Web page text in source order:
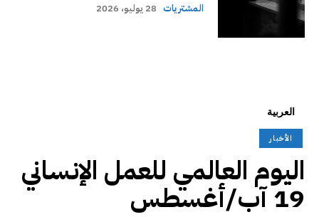
المشتريات 28 يوليو، 2026